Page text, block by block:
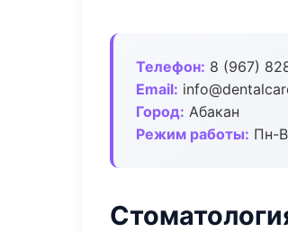
Телефон: 8 (967)
Email:
Город: Абакан
Режим работы: Пн-